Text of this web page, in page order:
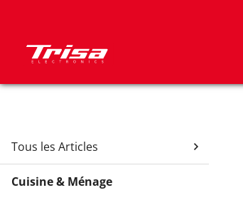
Tous les Articles
Cuisine & Ménage